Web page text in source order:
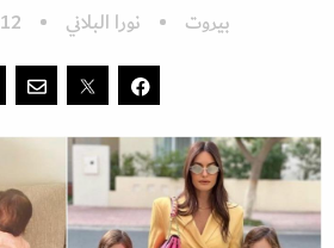
بيروت نورا البلاني 12 مارس 2022